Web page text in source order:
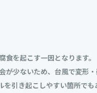
を起こす一因となります。
が少ないため、台風で変形
を引き起こしやすい箇所でも